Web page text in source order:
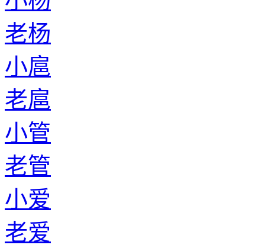
老杨
小扈
老扈
小管
老管
小爱
老爱